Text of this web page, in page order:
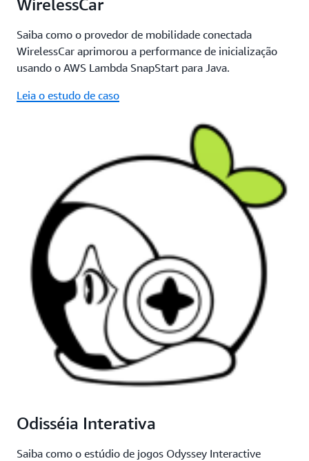
WirelessCar
Saiba como o provedor de mobilidade conectada
WirelessCar aprimorou a performance de inicialização
usando o AWS Lambda SnapStart para Java.
Leia o estudo de caso
Odisséia Interativa
Saiba como o estúdio de jogos Odyssey Interactive